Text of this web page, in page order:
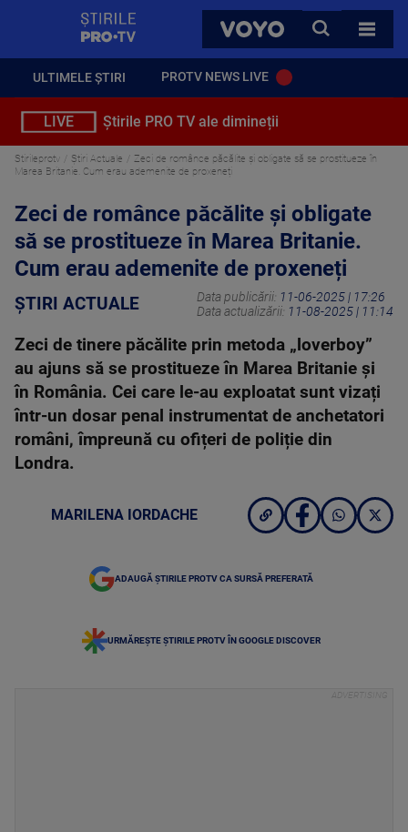
VOYO
CAUTA
TOATE
ULTIMELE ȘTIRI PROTV NEWS LIVE
LIVE Știrile PRO TV ale dimineții
Stirileprotv Știri Actuale
Zeci de românce păcălite și obligate să se prostitueze în
Marea Britanie. Cum erau ademenite de proxeneți
Zeci de românce păcălite și obligate
să se prostitueze în Marea Britanie.
Cum erau ademenite de proxeneți
ȘTIRI ACTUALE Data publicării: 11-06-2025 | 17:26
Data actualizării: 11-08-2025 | 11:14
Zeci de tinere păcălite prin metoda „loverboy”
au ajuns să se prostitueze în Marea Britanie și
în România. Cei care le-au exploatat sunt vizați
într-un dosar penal instrumentat de anchetatori
români, împreună cu ofițeri de poliție din
Londra.
MARILENA IORDACHE
ADAUGĂ ȘTIRILE PROTV CA SURSĂ PREFERATĂ
URMĂREȘTE ȘTIRILE PROTV ÎN GOOGLE DISCOVER